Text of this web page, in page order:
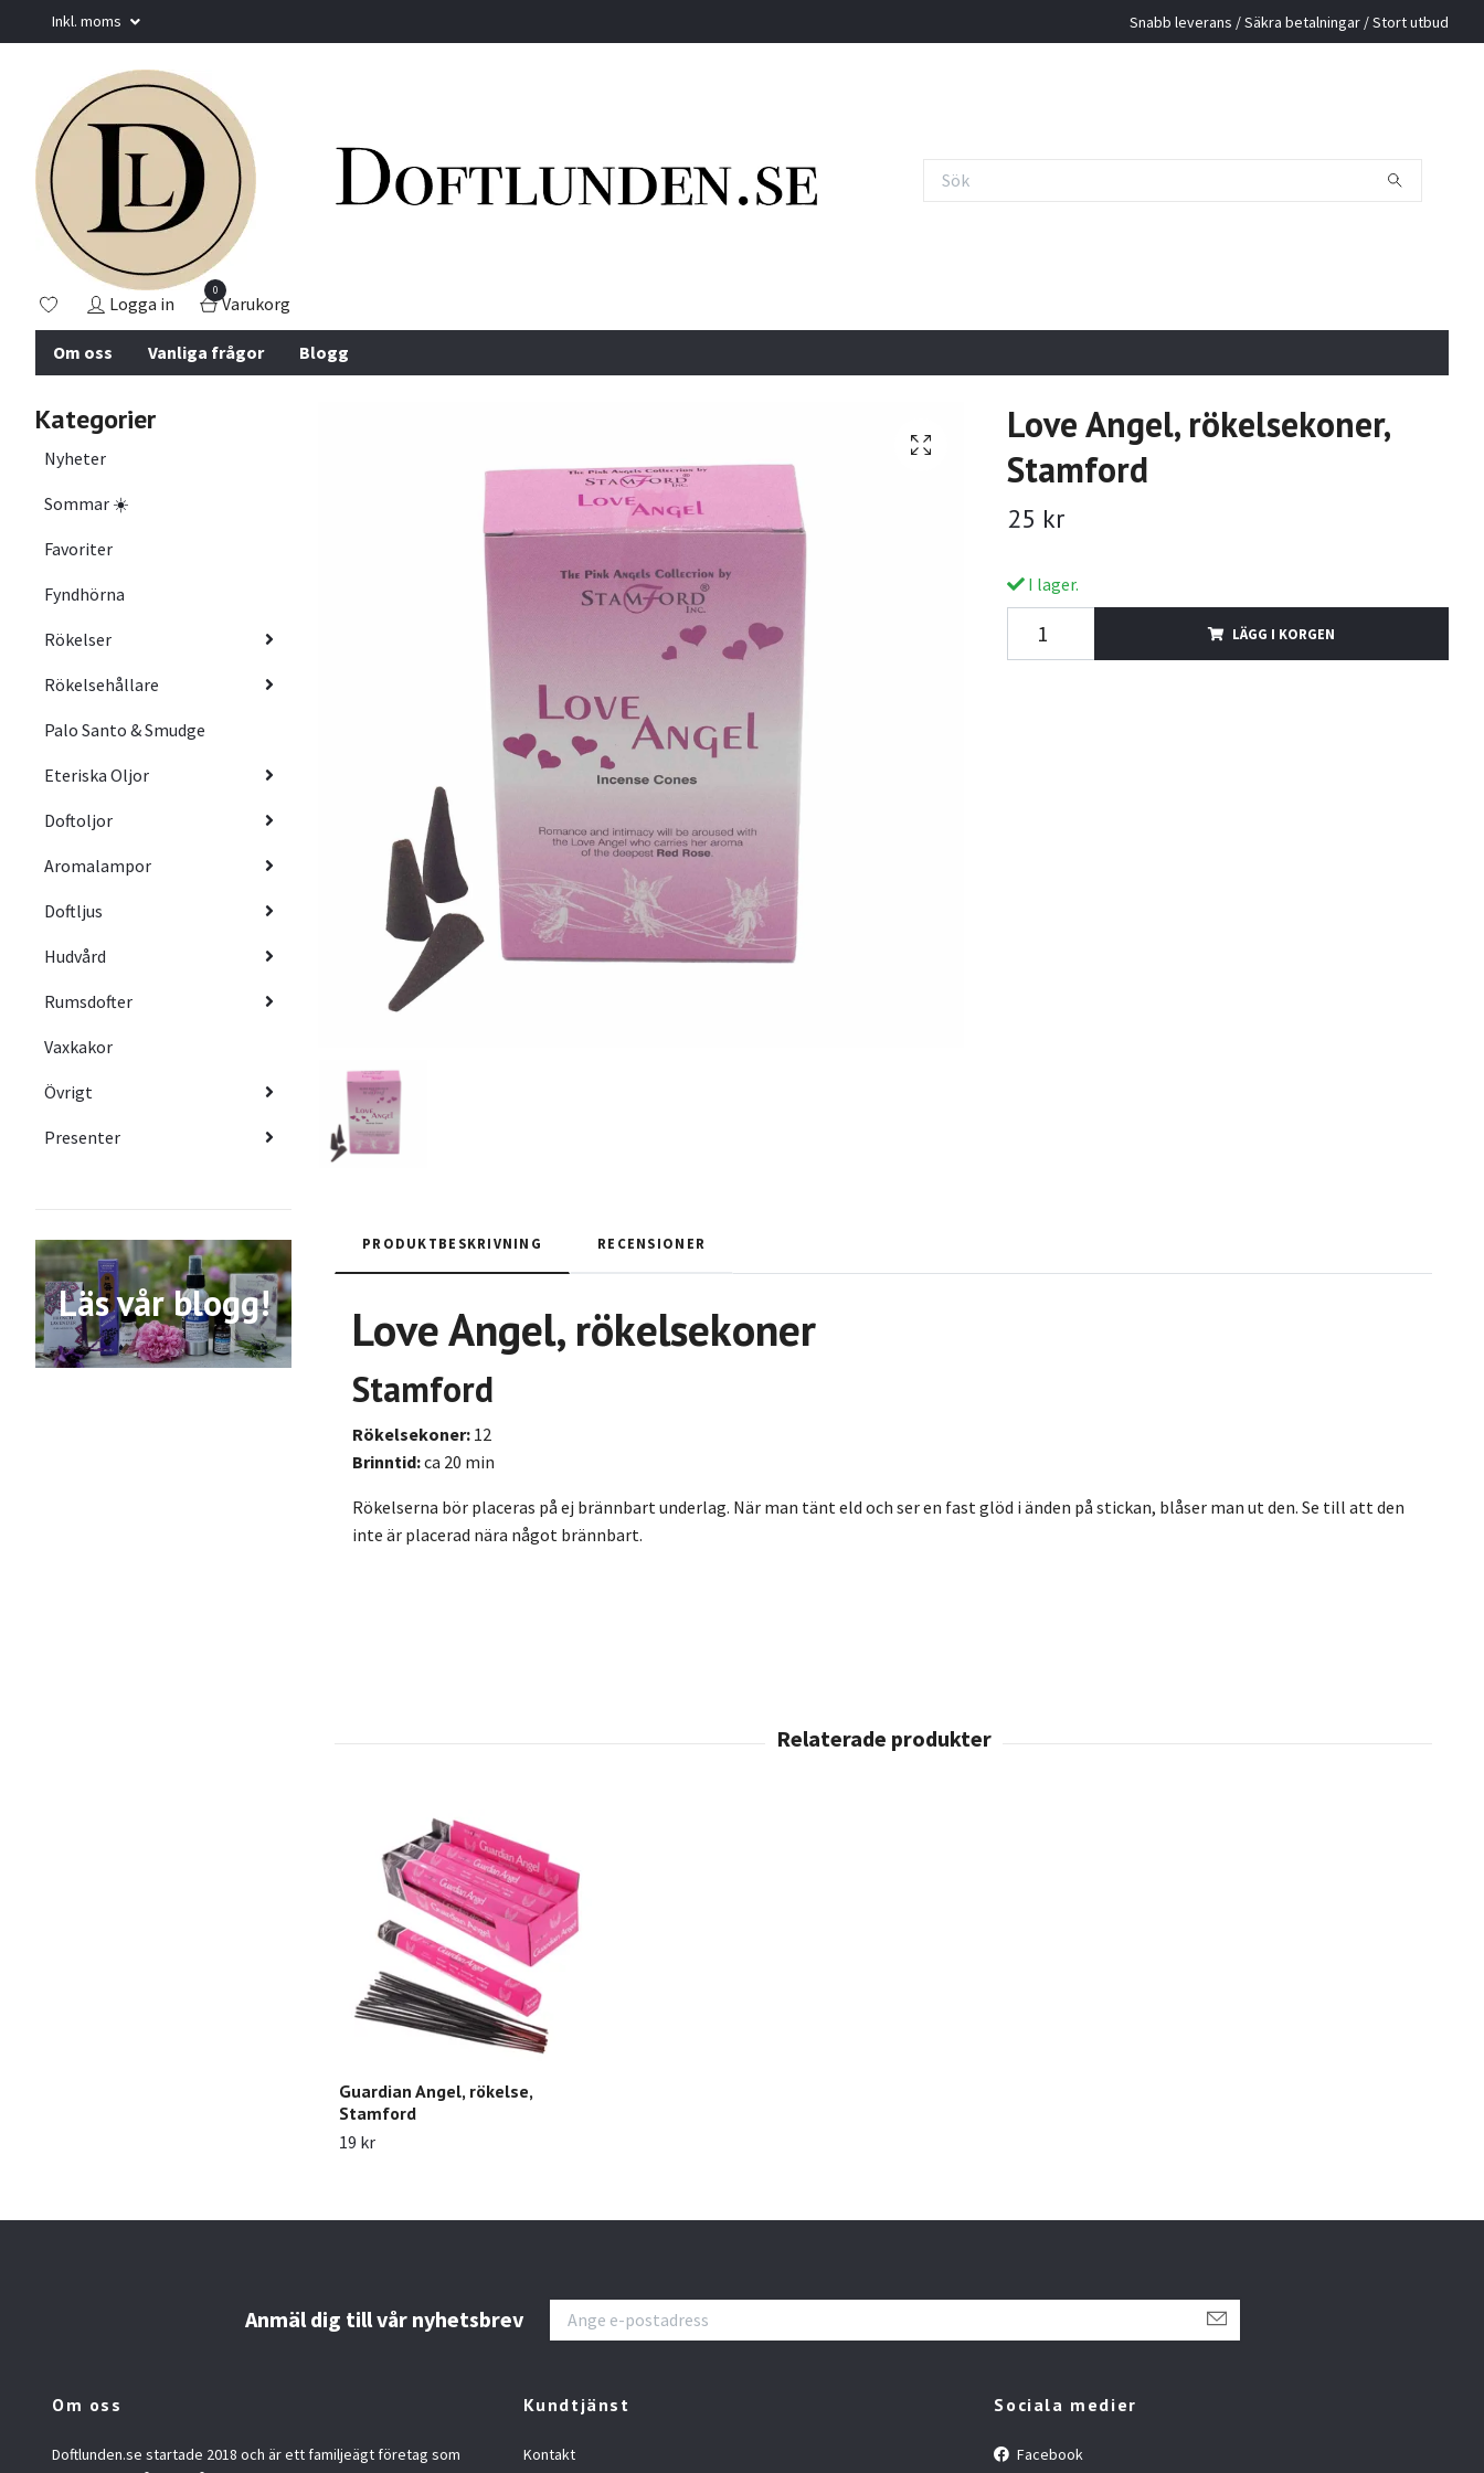
Inkl. moms Snabb leverans / Säkra betalningar / Stort utbud
Logga in
0
Varukorg
Om oss Vanliga frågor Blogg
Kategorier
Nyheter
Sommar ☀️
Favoriter
Fyndhörna
Rökelser
Rökelsehållare
Palo Santo & Smudge
Eteriska Oljor
Doftoljor
Aromalampor
Doftljus
Hudvård
Rumsdofter
Vaxkakor
Övrigt
Presenter
Läs vår blogg!
Love Angel, rökelsekoner,
Stamford
25 kr
I lager.
LÄGG I KORGEN
PRODUKTBESKRIVNING RECENSIONER
Love Angel, rökelsekoner
Stamford
Rökelsekoner: 12
Brinntid:ca 20 min
Rökelserna bör placeras på ej brännbart underlag. När man tänt eld och ser en fast glöd i änden på stickan, blåser man ut den. Se till att den
inte är placerad nära något brännbart.
Guardian Angel, rökelse,
Stamford
19 kr
Anmäl dig till vår nyhetsbrev
Om oss
Doftlunden.se startade 2018 och är ett familjeägt företag som
Kundtjänst
Kontakt
Sociala medier
Facebook